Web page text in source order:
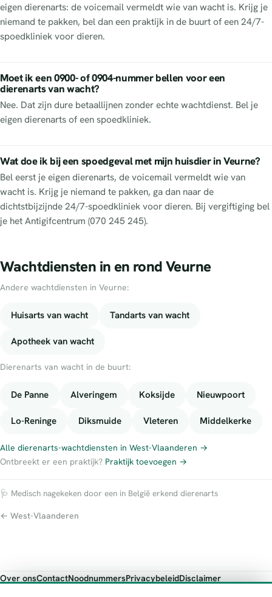
eigen dierenarts: de voicemail vermeldt wie van wacht is. Krijg je
niemand te pakken, bel dan een praktijk in de buurt of een 24/7-
spoedkliniek voor dieren.
Moet ik een 0900- of 0904-nummer bellen voor een
dierenarts van wacht?
Nee. Dat zijn dure betaallijnen zonder echte wachtdienst. Bel je
eigen dierenarts of een spoedkliniek.
Wat doe ik bij een spoedgeval met mijn huisdier in Veurne?
Bel eerst je eigen dierenarts, de voicemail vermeldt wie van
wacht is. Krijg je niemand te pakken, ga dan naar de
dichtstbijzijnde 24/7-spoedkliniek voor dieren. Bij vergiftiging bel
je het Antigifcentrum (070 245 245).
Wachtdiensten in en rond Veurne
Andere wachtdiensten in Veurne:
Huisarts van wacht Tandarts van wacht
Apotheek van wacht
Dierenarts van wacht in de buurt:
De Panne Alveringem Koksijde Nieuwpoort
Lo-Reninge Diksmuide Vleteren Middelkerke
Alle dierenarts-wachtdiensten in West-Vlaanderen →
Ontbreekt er een praktijk? Praktijk toevoegen →
🩺 Medisch nagekeken door een in België erkend dierenarts
← West-Vlaanderen
Over onsContactNoodnummersPrivacybeleidDisclaimer